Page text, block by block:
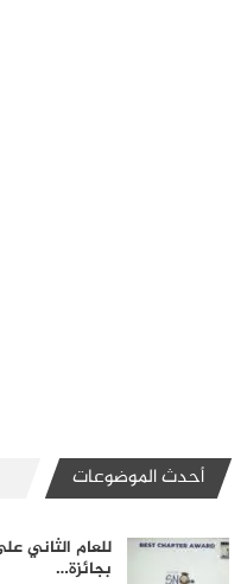
أحدث الموضوعات
للعام الثاني
بجائزة…